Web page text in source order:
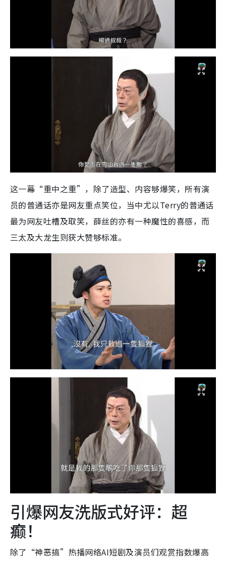
这一幕“重中之重”，除了造型、内容够爆笑，所有演
员的普通话亦是网友重点笑位，当中尤以Terry的普通话
最为网友吐槽及取笑，薛丝的亦有一种魔性的喜感，而
三太及大龙生则获大赞够标准。
引爆网友洗版式好评：超
癫！
除了“神恶搞”热播网络AI短剧及演员们观赏指数爆高